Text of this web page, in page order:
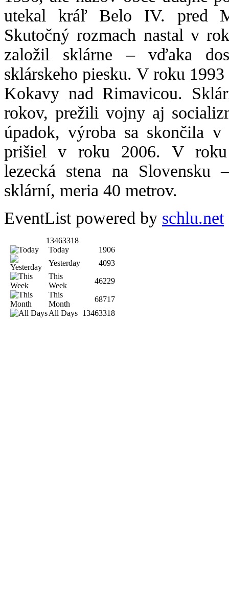
utekal kráľ Belo IV. pred
Skutočný rozmach nastal v
založil sklárne – vďaka
sklárskeho piesku. V roku
Kokavy nad Rimavicou.
rokov, prežili vojny aj
úpadok, výroba sa skončila
prišiel v roku 2006. V roku
lezecká stena na Slovensku
sklární, meria 40 metrov.
EventList powered by schlu.net
13463318
Today
1906
Yesterday
4093
This
Week
46229
This
Month
68717
All Days
13463318